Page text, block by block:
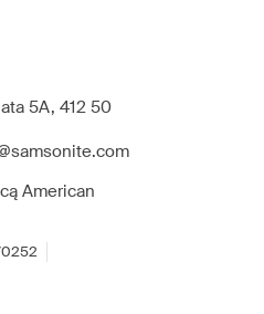
5A, 412 50
American